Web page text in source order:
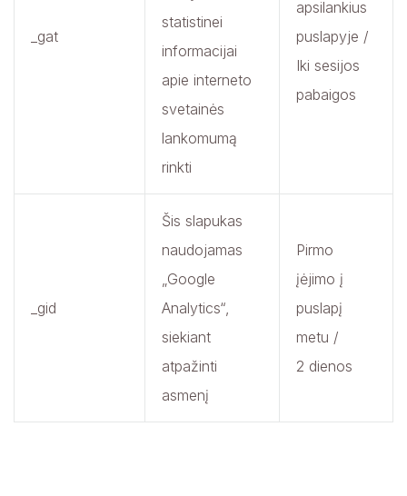
_gat
statistinei
informacijai
apie interneto
svetainės
lankomumą
rinkti
apsilankius
puslapyje /
Iki sesijos
pabaigos
_gid
Šis slapukas
naudojamas
„Google
Analytics“,
siekiant
atpažinti
asmenį
Pirmo
įėjimo į
puslapį
metu /
2 dienos